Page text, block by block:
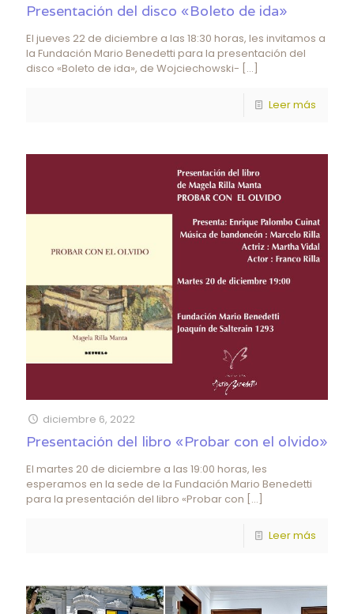
Presentación del disco «Boleto de ida»
El jueves 22 de diciembre a las 18:30 horas, les invitamos a
la Fundación Mario Benedetti para la presentación del
disco «Boleto de ida», de Wojciechowski- […]
Leer más
diciembre 6, 2022
Presentación del libro «Probar con el olvido»
El martes 20 de diciembre a las 19:00 horas, les
esperamos en la sede de la Fundación Mario Benedetti
para la presentación del libro «Probar con […]
Leer más